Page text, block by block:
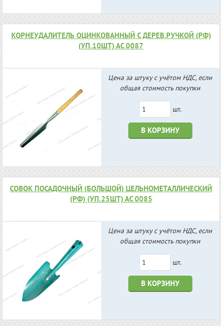
КОРНЕУДАЛИТЕЛЬ ОЦИНКОВАННЫЙ С ДЕРЕВ.РУЧКОЙ (РФ)
(УП.10ШТ) АС 0087
Цена за штуку с учётом НДС, если
общая стоимость покупки
шт.
В КОРЗИНУ
СОВОК ПОСАДОЧНЫЙ (БОЛЬШОЙ) ЦЕЛЬНОМЕТАЛЛИЧЕСКИЙ
(РФ) (УП.25ШТ) АС 0085
Цена за штуку с учётом НДС, если
общая стоимость покупки
шт.
В КОРЗИНУ